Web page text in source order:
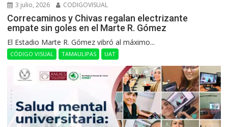
3 julio, 2026 CODIGOVISUAL
Correcaminos y Chivas regalan electrizante
empate sin goles en el Marte R. Gómez
El Estadio Marte R. Gómez vibró al máximo...
CÓDIGO VISUAL TAMAULIPAS UAT